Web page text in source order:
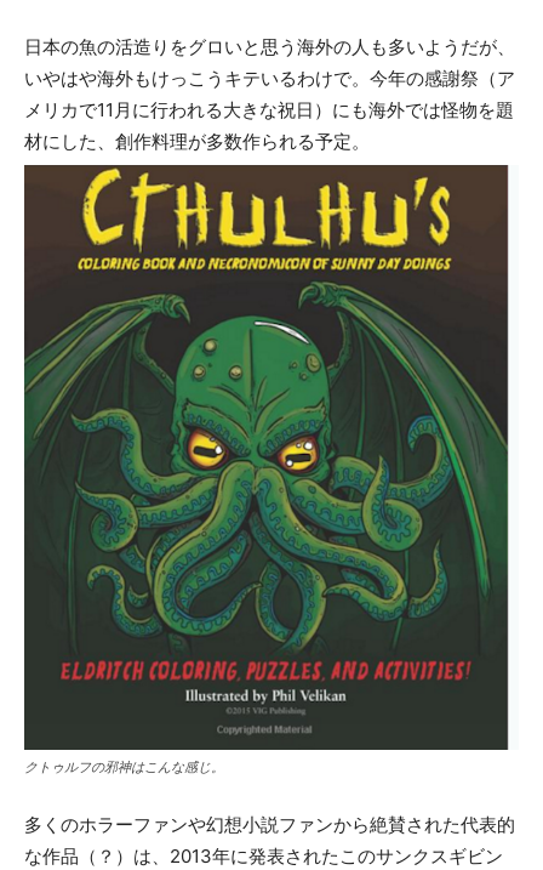
日本の魚の活造りをグロいと思う海外の人も多いようだが、
いやはや海外もけっこうキテいるわけで。今年の感謝祭（ア
メリカで11月に行われる大きな祝日）にも海外では怪物を題
材にした、創作料理が多数作られる予定。
クトゥルフの邪神はこんな感じ。
多くのホラーファンや幻想小説ファンから絶賛された代表的
な作品（？）は、2013年に発表されたこのサンクスギビン